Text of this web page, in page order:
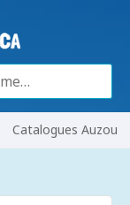
Catalogues Auzou